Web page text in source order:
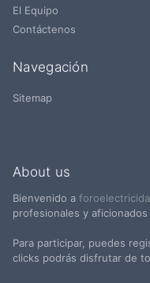
El Equipo
Contáctenos
Navegación
Sitemap
About us
Bienvenido a
profesionales y
Para participar, puedes
clicks podrás disfrutar de